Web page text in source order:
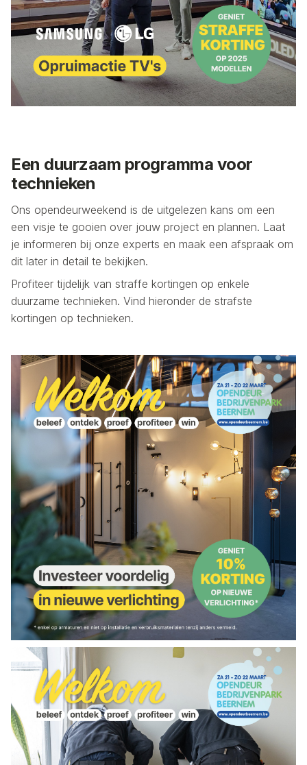
Een duurzaam programma voor
technieken
Ons opendeurweekend is de uitgelezen kans om een
een visje te gooien over jouw project en plannen. Laat
je informeren bij onze experts en maak een afspraak om
dit later in detail te bekijken.
Profiteer tijdelijk van straffe kortingen op enkele
duurzame technieken. Vind hieronder de strafste
kortingen op technieken.